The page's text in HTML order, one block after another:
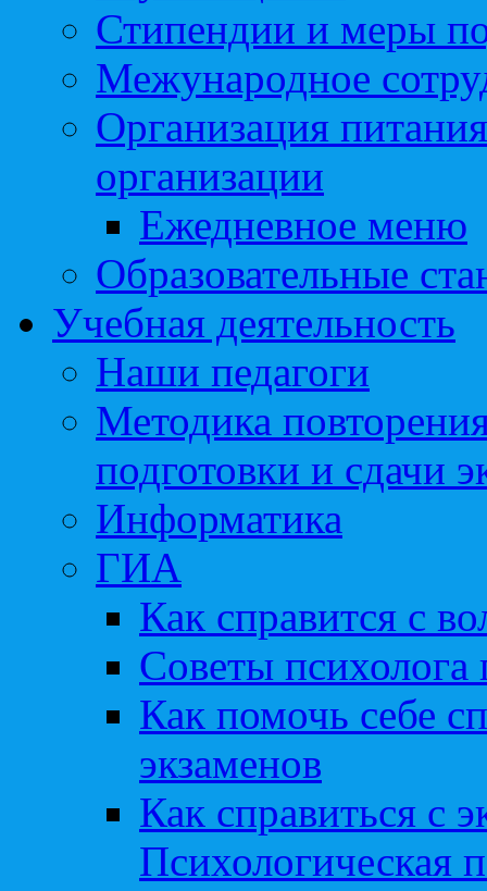
Стипендии и меры
Межународное
Организация
организации
Ежедневное меню
Образовательные
Учебная деятельность
Наши педагоги
Методика
подготовки и сдачи
Информатика
ГИА
Как справится с
Советы
Как помочь себе
экзаменов
Как справиться с
Психологическая